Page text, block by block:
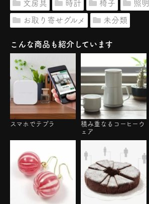
文房具 時計 椅子 照明
お取り寄せグルメ 未分類
こんな商品も紹介しています
スマホでテプラ
積み重なるコーヒーウ
ェア